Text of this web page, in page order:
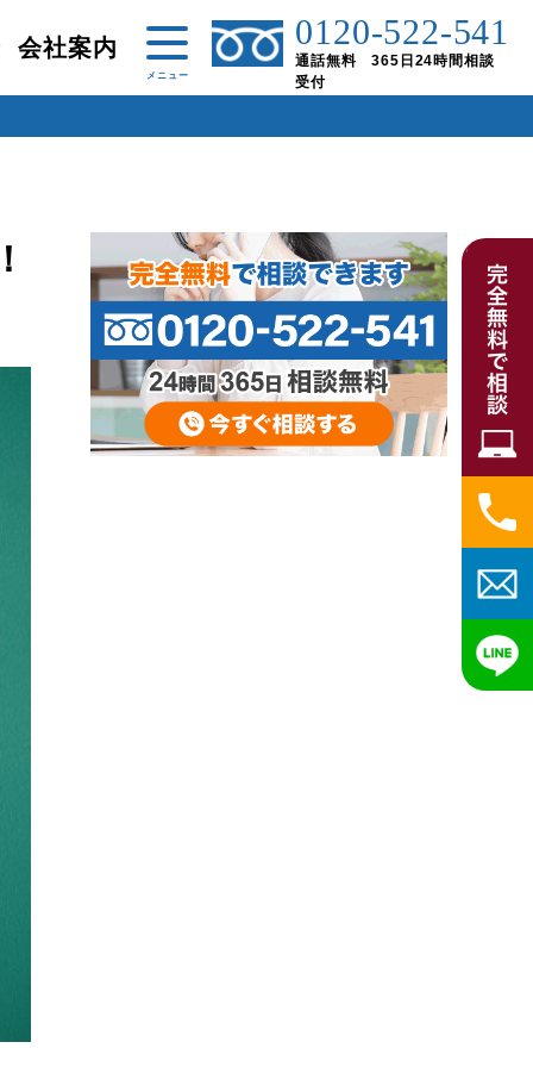
会社案内 0120-522-541
通話無料 365日24時間相談
受付